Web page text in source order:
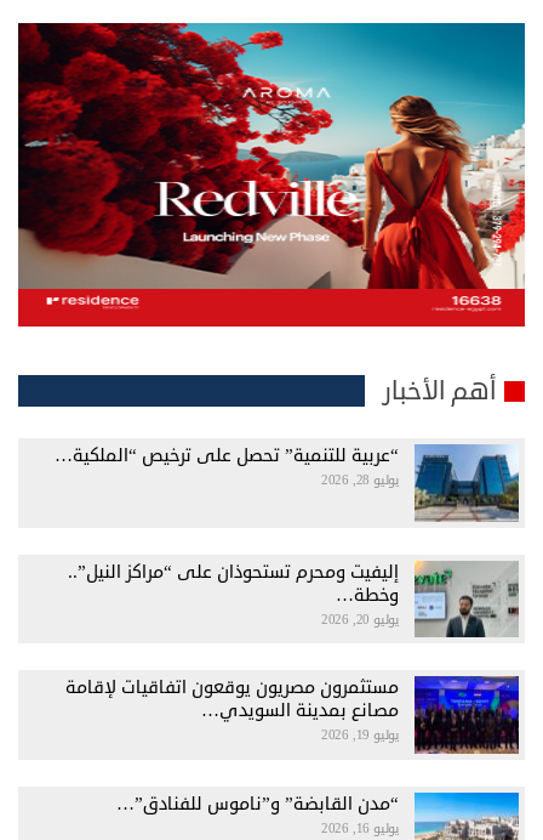
أهم الأخبار
“عربية للتنمية” تحصل على ترخيص “الملكية…
يوليو 28, 2026
إليفيت ومحرم تستحوذان على “مراكز النيل”..
وخطة…
يوليو 20, 2026
مستثمرون مصريون يوقعون اتفاقيات لإقامة
مصانع بمدينة السويدي…
يوليو 19, 2026
“مدن القابضة” و”ناموس للفنادق”…
يوليو 16, 2026